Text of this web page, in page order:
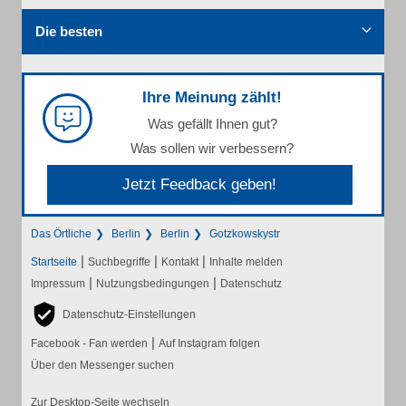
Die besten
Ihre Meinung zählt!
Was gefällt Ihnen gut?
Was sollen wir verbessern?
Jetzt Feedback geben!
Das Örtliche Berlin Berlin Gotzkowskystr
Startseite | Suchbegriffe | Kontakt | Inhalte melden
Impressum | Nutzungsbedingungen | Datenschutz
Datenschutz-Einstellungen
Facebook - Fan werden | Auf Instagram folgen
Über den Messenger suchen
Zur Desktop-Seite wechseln